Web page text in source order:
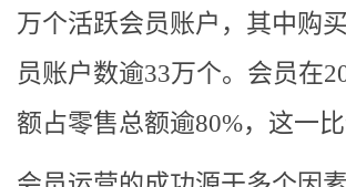
万个活跃会员账户，其中购
员账户数逾33万个。会员在
额占零售总额逾80%，这一